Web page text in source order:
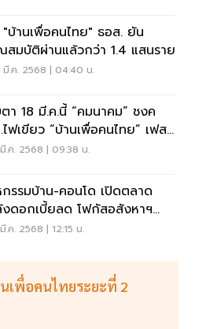
"บ้านเพื่อคนไทย" ธอส. ยัน
มบัติผ่านแล้วกว่า 1.4 แสนราย
.ค. 2568 | 04:40 น.
า 18 มี.ค.นี้ “คมนาคม” ชงค
ไฟเขียว “บ้านเพื่อคนไทย” เฟส
.ค. 2568 | 09:38 น.
รรมบ้าน-คอนโด เปิดตลาด
ดอกเบี้ยลด โฟกัสอสังหาฯ
น
.ค. 2568 | 12:15 น.
เพื่อคนไทยระยะที่ 2